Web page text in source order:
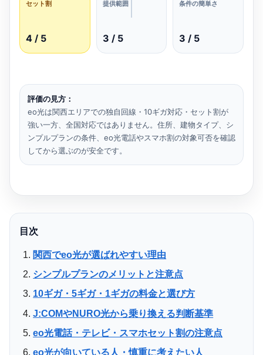
セット割
4 / 5
提供範囲
3 / 5
条件の簡単さ
3 / 5
評価の見方：
eo光は関西エリアでの独自回線・10ギガ対応・セット割が
強い一方、全国対応ではありません。住所、建物タイプ、シ
ンプルプランの条件、eo光電話やスマホ割の対象可否を確認
してから選ぶのが安全です。
目次
関西でeo光が選ばれやすい理由
シンプルプランのメリットと注意点
10ギガ・5ギガ・1ギガの料金と選び方
J:COMやNURO光から乗り換える判断基準
eo光電話・テレビ・スマホセット割の注意点
eo光が向いている人・慎重に考えたい人